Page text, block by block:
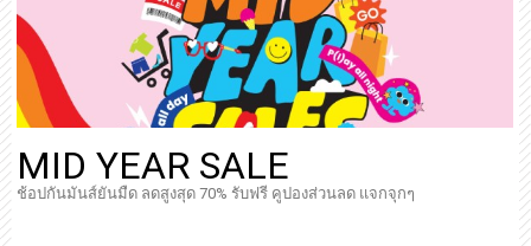
MID YEAR SALE
ช้อปกันมันส์ยันมืด ลดสูงสุด 70% รับฟรี คูปองส่วนลด แจกจุกๆ